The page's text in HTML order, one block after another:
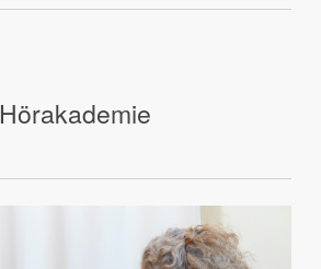
Hörakademie